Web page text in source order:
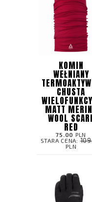
KOMIN
WEŁNIANY
CHUSTA
MATT
WOOL
RED
75.00 PLN
STARA CENA:
PLN